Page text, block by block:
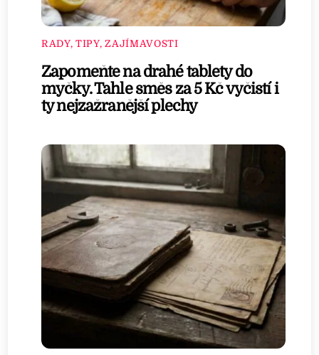
RADY, TIPY, ZAJÍMAVOSTI
Zapomeňte na drahé tablety do
myčky. Tahle směs za 5 Kč vyčistí i
ty nejzažranější plechy